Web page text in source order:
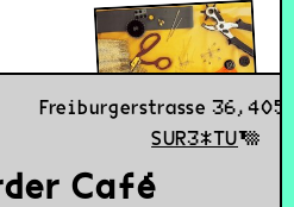
Freiburgerstrasse 36,
SUR3*TU
Café